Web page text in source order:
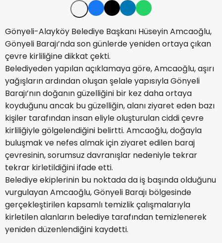
Gönyeli-Alayköy Belediye Başkanı Hüseyin Amcaoğlu,
Gönyeli Barajı’nda son günlerde yeniden ortaya çıkan
çevre kirliliğine dikkat çekti.
Belediyeden yapılan açıklamaya göre, Amcaoğlu, aşırı
yağışların ardından oluşan şelale yapısıyla Gönyeli
Barajı’nın doğanın güzelliğini bir kez daha ortaya
koyduğunu ancak bu güzelliğin, alanı ziyaret eden bazı
kişiler tarafından insan eliyle oluşturulan ciddi çevre
kirliliğiyle gölgelendiğini belirtti. Amcaoğlu, doğayla
buluşmak ve nefes almak için ziyaret edilen baraj
çevresinin, sorumsuz davranışlar nedeniyle tekrar
tekrar kirletildiğini ifade etti.
Belediye ekiplerinin bu noktada da iş başında olduğunu
vurgulayan Amcaoğlu, Gönyeli Barajı bölgesinde
gerçekleştirilen kapsamlı temizlik çalışmalarıyla
kirletilen alanların belediye tarafından temizlenerek
yeniden düzenlendiğini kaydetti.